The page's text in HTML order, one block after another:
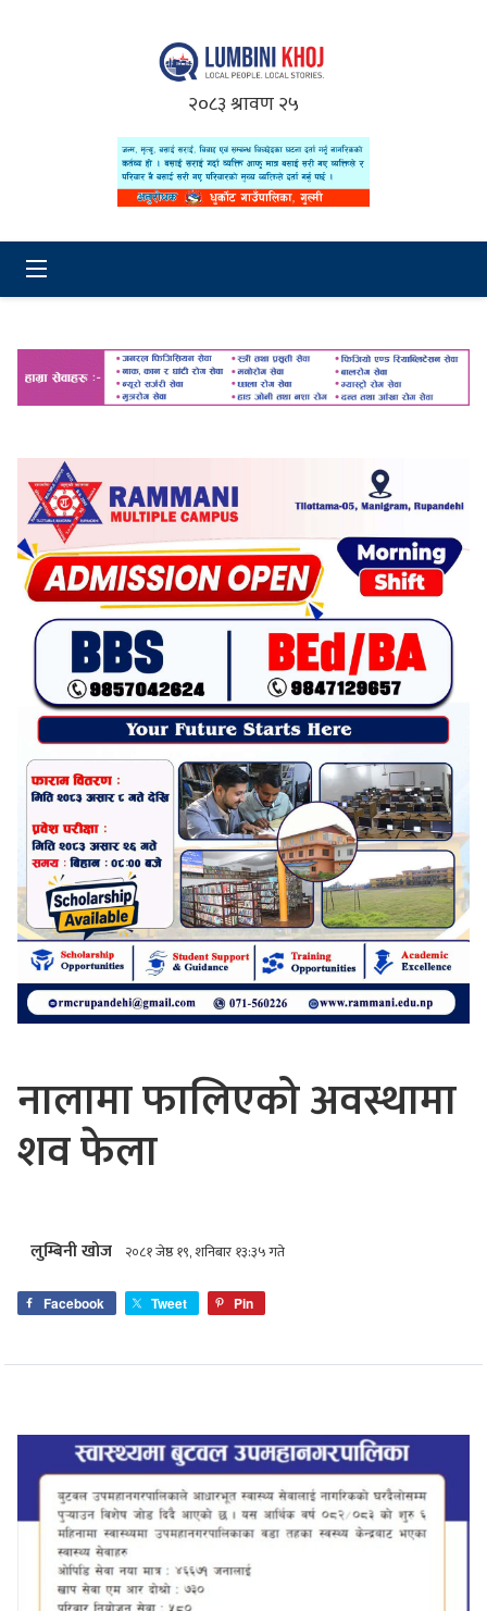
२०८३ श्रावण २५
नालामा फालिएको अवस्थामा
शव फेला
लुम्बिनी खोज २०८१ जेष्ठ १९, शनिबार १३:३५ गते
Facebook Tweet Pin